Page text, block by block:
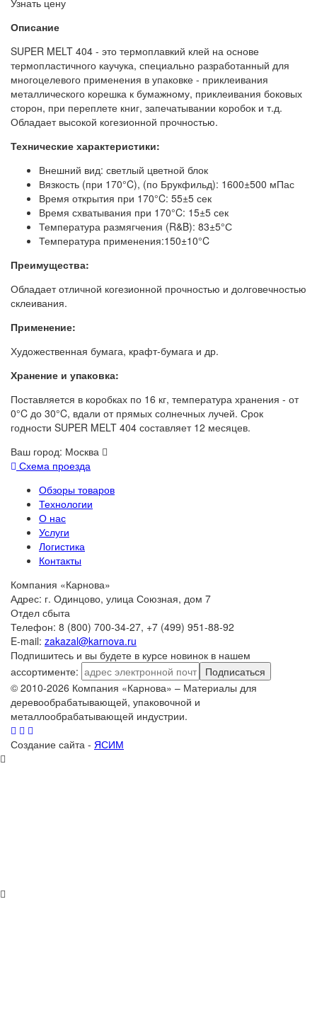
Узнать цену
Описание
SUPER MELT 404 - это термоплавкий клей на основе
термопластичного каучука, специально разработанный для
многоцелевого применения в упаковке - приклеивания
металлического корешка к бумажному, приклеивания боковых
сторон, при переплете книг, запечатывании коробок и т.д.
Обладает высокой когезионной прочностью.
Технические характеристики:
Внешний вид: светлый цветной блок
Вязкость (при 170°C), (по Брукфильд): 1600±500 мПас
Время открытия при 170°C: 55±5 сек
Время схватывания при 170°C: 15±5 сек
Температура размягчения (R&B): 83±5°С
Температура применения:150±10°C
Преимущества:
Обладает отличной когезионной прочностью и долговечностью
склеивания.
Применение:
Художественная бумага, крафт-бумага и др.
Хранение и упаковка:
Поставляется в коробках по 16 кг, температура хранения - от
0°C до 30°C, вдали от прямых солнечных лучей. Срок
годности SUPER MELT 404 составляет 12 месяцев.
Ваш город: Москва
Схема проезда
Обзоры товаров
Технологии
О нас
Услуги
Логистика
Контакты
Компания «Карнова»
Адрес: г. Одинцово, улица Союзная, дом 7
Отдел сбыта
Телефон: 8 (800) 700-34-27, +7 (499) 951-88-92
E-mail: zakazal@karnova.ru
Подпишитесь и вы будете в курсе новинок в нашем
ассортименте:
Подписаться
© 2010-2026 Компания «Карнова» – Материалы для
деревообрабатывающей, упаковочной и
металлообрабатывающей индустрии.
Создание сайта - ЯСИМ